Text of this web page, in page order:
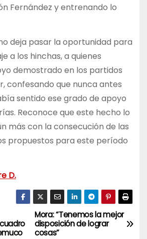
Fernández y entrenando lo
deja pasar la oportunidad para
a los hinchas, a quienes
demostrado en los partidos
confesando que nunca antes
sentido ese grado de apoyo
Reconoce que este hecho lo
más con la consecución de las
propuestos para este período
D.
Mora: “Tenemos la mejor
disposición de lograr
cosas”